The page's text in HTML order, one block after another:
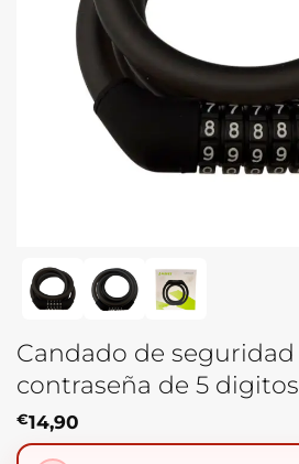
Candado de
contraseña de 5
€14,90